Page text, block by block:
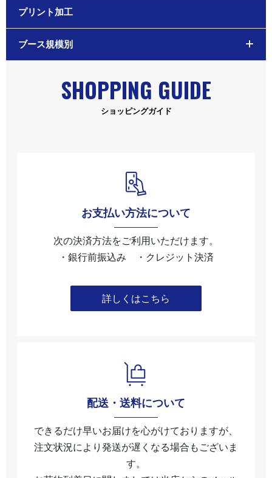
プリント加工
ブース規模別
SHOPPING GUIDE
ショッピングガイド
お支払い方法について
次の決済方法をご利用いただけます。
・銀行前振込み ・クレジット決済
詳しくはこちら
配送・送料について
できるだけ早いお届けを心がけておりますが、
注文状況により発送が遅くなる場合もございま
す。